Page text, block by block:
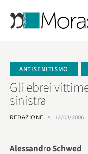
ANTISEMITISMO
Gli ebrei
sinistra
REDAZIONE 12/03/2006
Alessandro Schwed